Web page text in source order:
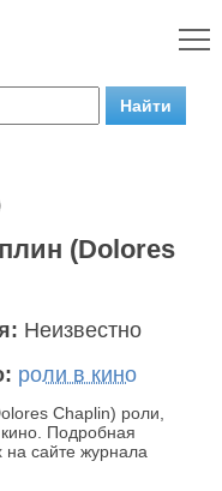
(Dolores
Неизвестно
роли в кино
Chaplin) роли,
Подробная
сайте журнала